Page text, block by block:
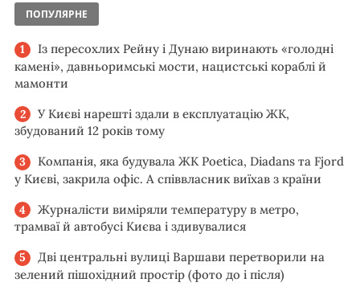
ПОПУЛЯРНЕ
Із пересохлих Рейну і Дунаю виринають «голодні
камені», давньоримські мости, нацистські кораблі й
мамонти
У Києві нарешті здали в експлуатацію ЖК,
збудований 12 років тому
Компанія, яка будувала ЖК Poetica, Diadans та Fjord
у Києві, закрила офіс. А співвласник виїхав з країни
Журналісти виміряли температуру в метро,
трамваї й автобусі Києва і здивувалися
Дві центральні вулиці Варшави перетворили на
зелений пішохідний простір (фото до і після)